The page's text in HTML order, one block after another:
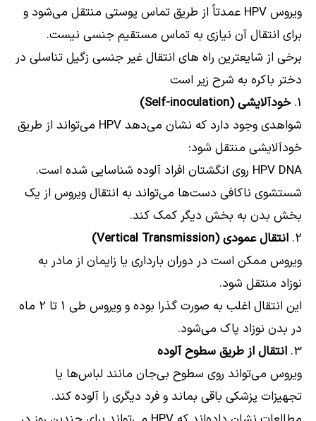
ویروس HPV عمدتاً از طریق تماس پوستی منتقل می‌شود و
برای انتقال آن نیازی به تماس مستقیم جنسی نیست.
برخی از شایعترین راه های انتقال غیر جنسی زگیل تناسلی در
دختر باکره به شرح زیر است
1. خودآلایشی (Self-inoculation)
شواهدی وجود دارد که نشان می‌دهد HPV می‌تواند از طریق
خودآلایشی منتقل شود:
HPV DNA روی انگشتان افراد آلوده شناسایی شده است.
شستشوی ناکافی دست‌ها می‌تواند به انتقال ویروس از یک
بخش بدن به بخش دیگر کمک کند.
2. انتقال عمودی (Vertical Transmission)
ویروس ممکن است در دوران بارداری یا زایمان از مادر به
نوزاد منتقل شود.
این انتقال اغلب به صورت گذرا بوده و ویروس طی 1 تا 2 ماه
در بدن نوزاد پاک می‌شود.
3. انتقال از طریق سطوح آلوده
ویروس می‌تواند روی سطوح بی‌جان مانند لباس‌ها یا
تجهیزات پزشکی باقی بماند و فرد دیگری را آلوده کند.